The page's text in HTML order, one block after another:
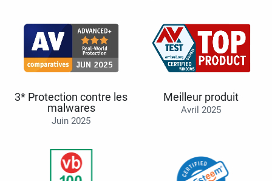
3* Protection contre les
malwares
Juin 2025
Meilleur produit
Avril 2025